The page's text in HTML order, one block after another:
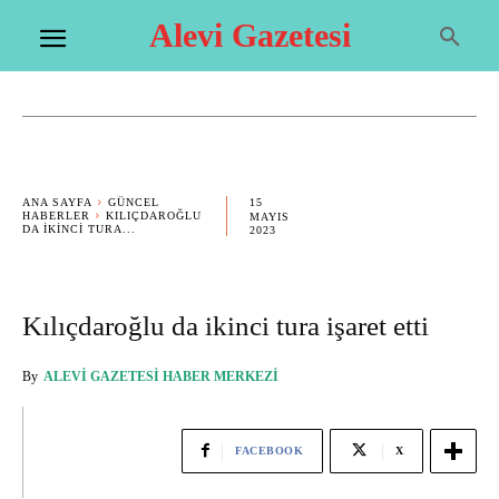
Alevi Gazetesi
ANA SAYFA
GÜNCEL
HABERLER
KILIÇDAROĞLU
DA IKINCI TURA...
15
MAYIS
2023
Kılıçdaroğlu da ikinci tura işaret etti
By ALEVI GAZETESI HABER MERKEZI
FACEBOOK X